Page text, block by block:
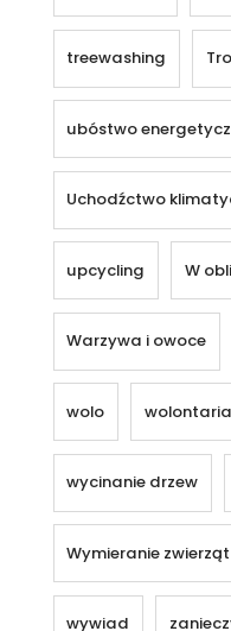
treewashing
ubóstwo
Uchodźctwo
upcycling W
Warzywa i owoce
wolo
wycinanie drzew
Wymieranie zwierząt
wywiad